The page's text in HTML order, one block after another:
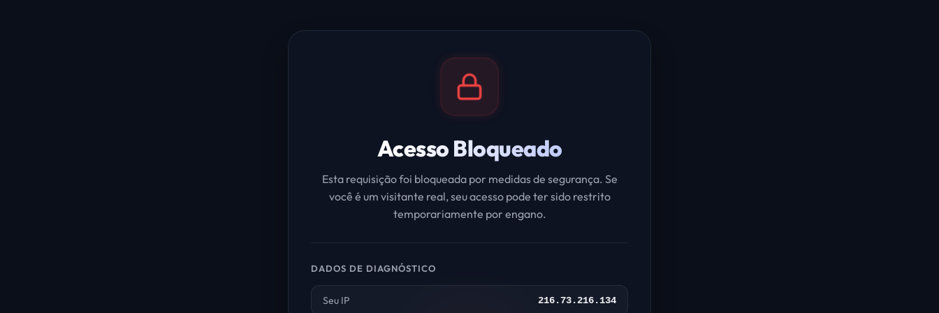
Acesso Bloqueado
Esta requisição foi bloqueada por medidas de segurança. Se
você é um visitante real, seu acesso pode ter sido restrito
temporariamente por engano.
DADOS DE DIAGNÓSTICO
Seu IP 216.73.216.134